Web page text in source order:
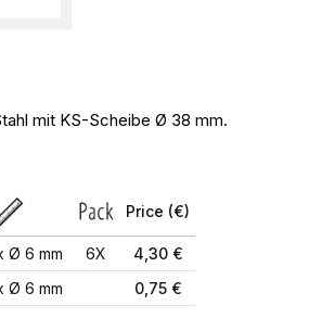
mit KS-Scheibe Ø 38 mm.
Price (€)
Ø 6 mm 6X
4,30 €
Ø 6 mm 0,75 €